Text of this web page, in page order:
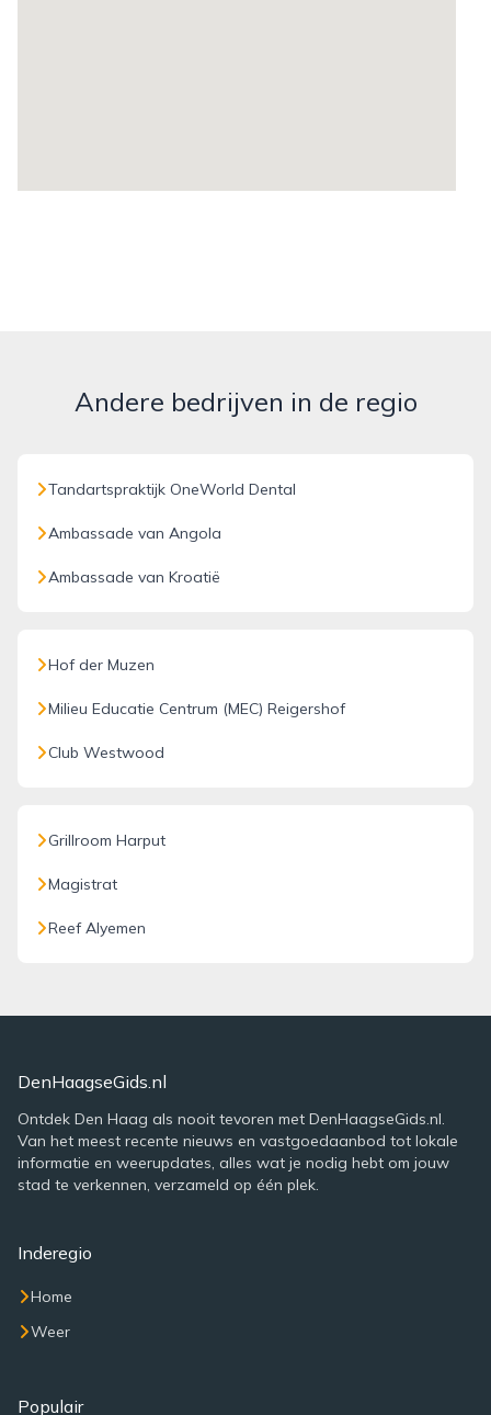
Andere bedrijven in de regio
Tandartspraktijk OneWorld Dental
Ambassade van Angola
Ambassade van Kroatië
Hof der Muzen
Milieu Educatie Centrum (MEC) Reigershof
Club Westwood
Grillroom Harput
Magistrat
Reef Alyemen
DenHaagseGids.nl
Ontdek Den Haag als nooit tevoren met DenHaagseGids.nl.
Van het meest recente nieuws en vastgoedaanbod tot lokale
informatie en weerupdates, alles wat je nodig hebt om jouw
stad te verkennen, verzameld op één plek.
Inderegio
Home
Weer
Populair